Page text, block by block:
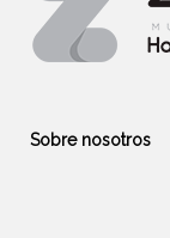
Sobre nosotros